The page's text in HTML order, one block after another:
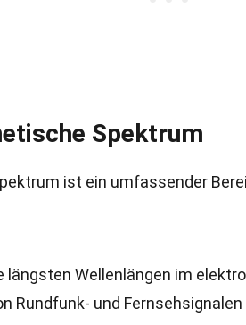
Spektrum
ist ein umfassender
längsten Wellenlängen im
Rundfunk- und